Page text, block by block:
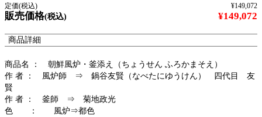
定価(税込) ¥149,072
販売価格(税込) ¥149,072
商品詳細
商品名 ： 朝鮮風炉・釜添え（ちょうせん ふろかまそえ）
作 者 ： 風炉師 ⇒ 鍋谷友賢（なべたにゆうけん） 四代目 友
賢
作 者 ： 釜師 ⇒ 菊地政光
色 ： 風炉⇒都色